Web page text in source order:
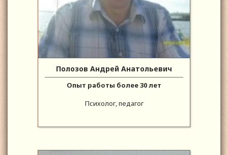
Полозов Андрей Анатольевич
Опыт работы более 30 лет
Психолог, педагог